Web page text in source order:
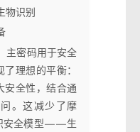
物识别
主密码用于安全
理想的平衡：
安全性，结合通
。这减少了摩
安全模型——生